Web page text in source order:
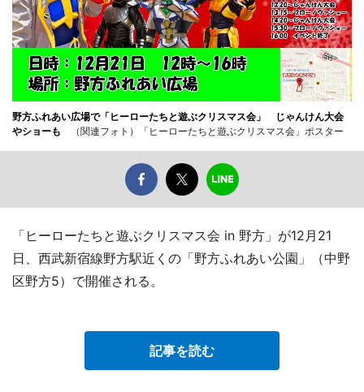
野方ふれあい広場で「ヒーローたちと遊ぶクリスマス会」 じゃんけん大会
やショーも （関連フォト）「ヒーローたちと遊ぶクリスマス会」ポスター
「ヒーローたちと遊ぶクリスマス会 in 野方」が12月21
日、西武新宿線野方駅近くの「野方ふれあい公園」（中野
区野方5）で開催される。
記事を読む